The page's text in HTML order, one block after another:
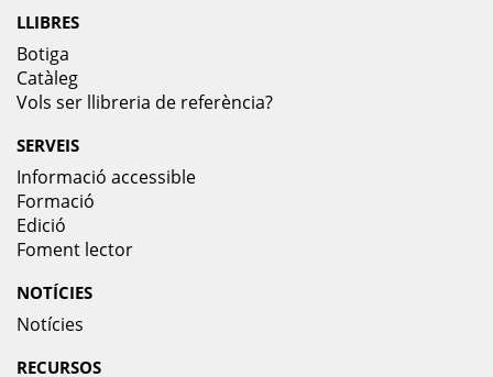
LLIBRES
Botiga
Catàleg
Vols ser llibreria de referència?
SERVEIS
Informació accessible
Formació
Edició
Foment lector
NOTÍCIES
Notícies
RECURSOS